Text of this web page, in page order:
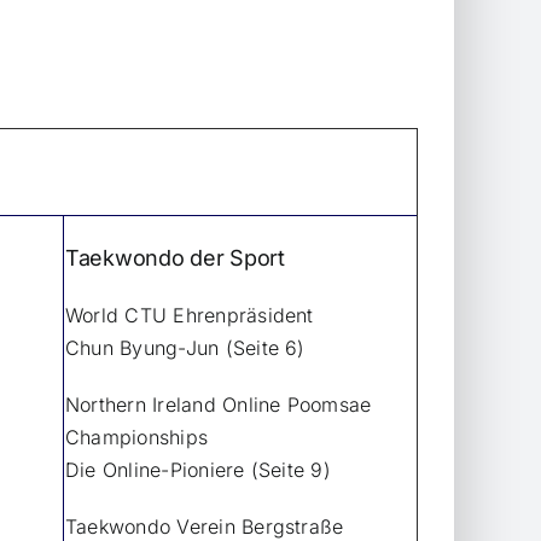
Taekwondo der Sport
World CTU Ehrenpräsident
Chun Byung-Jun (Seite 6)
Northern Ireland Online Poomsae
Championships
Die Online-Pioniere (Seite 9)
Taekwondo Verein Bergstraße